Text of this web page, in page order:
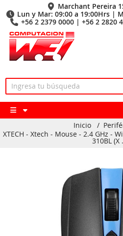
Marchant Pereira
Lun y Mar: 09:00 a 19:00Hrs |
+56 2 2379 0000 | +56 2 2820
Inicio /
XTECH - Xtech - Mouse - 2.4 GHz -
310BL (X